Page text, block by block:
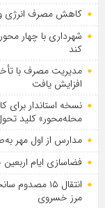
کاهش مصرف انرژی و
شهرداری با چهار
کند
مدیریت مصرف با
افزایش یافت
نسخه استاندار
محله‌محور» کلید
مدارس از اول مهر
فضاسازی ایام
انتقال ۱۵
مرز خسروی